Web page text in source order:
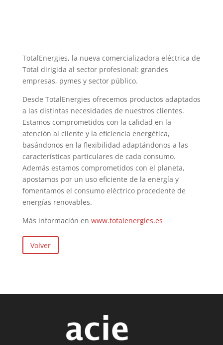
TotalEnergies, la nueva comercializadora eléctrica de
Total dirigida al sector profesional: grandes
empresas, pymes y sector público.
Desde TotalEnergies ofrecemos productos adaptados
a las distintas necesidades de nuestros clientes.
Estamos comprometidos con la calidad en la
atención al cliente y la eficiencia energética,
basándonos en la flexibilidad adaptándonos a las
características particulares de cada consumo.
Además estamos comprometidos con el planeta,
apostamos por un uso eficiente de la energía y
fomentamos el consumo eléctrico procedente de
energías renovables.
Más información en www.totalenergies.es
Volver